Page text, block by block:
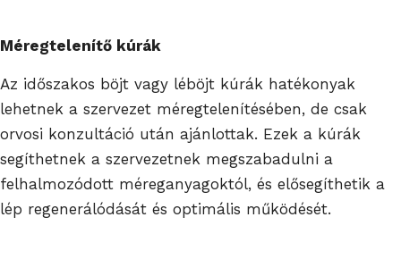
Méregtelenítő kúrák
Az időszakos böjt vagy léböjt kúrák hatékonyak
lehetnek a szervezet méregtelenítésében, de csak
orvosi konzultáció után ajánlottak. Ezek a kúrák
segíthetnek a szervezetnek megszabadulni a
felhalmozódott méreganyagoktól, és elősegíthetik a
lép regenerálódását és optimális működését.